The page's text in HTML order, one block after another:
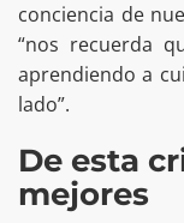
conciencia de
“nos recuerda
aprendiendo a
lado”.
De esta
mejores